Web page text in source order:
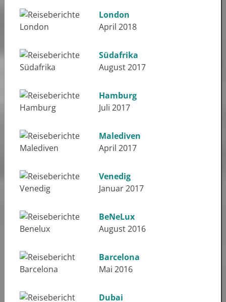
London
April 2018
Südafrika
August 2017
Hamburg
Juli 2017
Malediven
April 2017
Venedig
Januar 2017
BeNeLux
August 2016
Barcelona
Mai 2016
Dubai